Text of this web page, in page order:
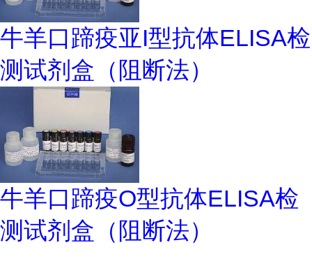
牛羊口蹄疫亚I型抗体ELISA检
测试剂盒（阻断法）
牛羊口蹄疫O型抗体ELISA检
测试剂盒（阻断法）